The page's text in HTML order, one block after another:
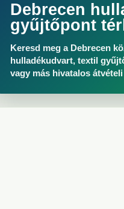
Debrecen
gyűjtőpont
Keresd meg a Debrecen
hulladékudvart, textil
vagy más hivatalos